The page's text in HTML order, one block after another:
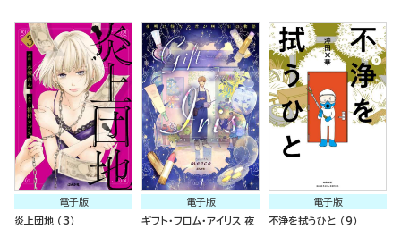
電子版
炎上団地 （3）
電子版
ギフト・フロム・アイリス 夜
電子版
不浄を拭うひと （9）